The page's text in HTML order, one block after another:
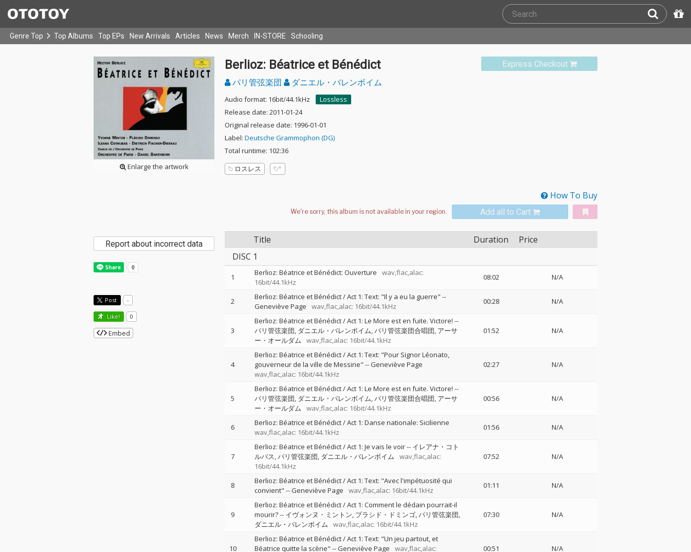
Genre Top Top Albums Top EPs New Arrivals Articles News Merch IN-STORE Schooling
Enlarge the artwork
Express Checkout
Berlioz: Béatrice et Bénédict
パリ管弦楽団 ダニエル・バレンボイム
Audio format: 16bit/44.1kHz
Lossless
Release date: 2011-01-24
Original release date: 1996-01-01
Label: Deutsche Grammophon (DG)
Total runtime: 102:36
ロスレス
How To Buy
Add all to Cart
Title Duration
Price
DISC 1
1 Berlioz: Béatrice et Bénédict: Ouverture
wav,flac,alac:
16bit/44.1kHz
08:02 N/A
2 Berlioz: Béatrice et Bénédict / Act 1: Text: "Il y a eu la guerre" --
Geneviève Page
wav,flac,alac: 16bit/44.1kHz
00:28 N/A
3
Berlioz: Béatrice et Bénédict / Act 1: Le More est en fuite. Victore! --
パリ管弦楽団 ダニエル・バレンボイム パリ管弦楽団合唱団 アーサ
ー・オールダム
wav,flac,alac: 16bit/44.1kHz
01:52 N/A
4
Berlioz: Béatrice et Bénédict / Act 1: Text: "Pour Signor Léonato,
gouverneur de la ville de Messine" --Geneviève Page
wav,flac,alac: 16bit/44.1kHz
02:27 N/A
5
Berlioz: Béatrice et Bénédict / Act 1: Le More est en fuite. Victore! --
パリ管弦楽団 ダニエル・バレンボイム パリ管弦楽団合唱団 アーサ
ー・オールダム
wav,flac,alac: 16bit/44.1kHz
00:56 N/A
6
Berlioz: Béatrice et Bénédict / Act 1: Danse nationale: Sicilienne
wav,flac,alac: 16bit/44.1kHz
01:56 N/A
7
Berlioz: Béatrice et Bénédict / Act 1: Je vais le voir-- イレアナ・コト
ルバス パリ管弦楽団 ダニエル・バレンボイム
wav,flac,alac:
16bit/44.1kHz
07:52 N/A
8
Berlioz: Béatrice et Bénédict / Act 1: Text: "Avec l'impétuosité qui
convient" --Geneviève Page wav,flac,alac: 16bit/44.1kHz
01:11 N/A
9
Berlioz: Béatrice et Bénédict / Act 1: Comment le dédain pourrait-il
mourir?-- イヴォンヌ・ミントン プラシド・ドミンゴ パリ管弦楽団
ダニエル・バレンボイム
wav,flac,alac: 16bit/44.1kHz
07:30 N/A
10
Berlioz: Béatrice et Bénédict / Act 1: Text: "Un jeu partout, et
Béatrice quitte la scène" --Geneviève Page
wav,flac,alac:
00:51 N/A
Report about incorrect data
Post -
Like! 0
Embed